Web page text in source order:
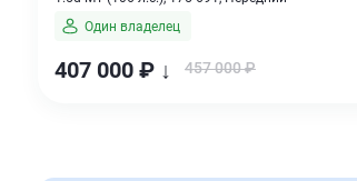
Один владелец
407 000 ₽ ↓ 457 000 ₽